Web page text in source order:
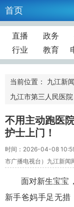
首页
直播 政务
行业
教育
当前位置： 九江新
九江市第三人民医院
不用主动跑医
护士上门！
时间：2026-04-08
市广播电视台）九江新闻
面对新生宝宝
新手爸妈手足无措